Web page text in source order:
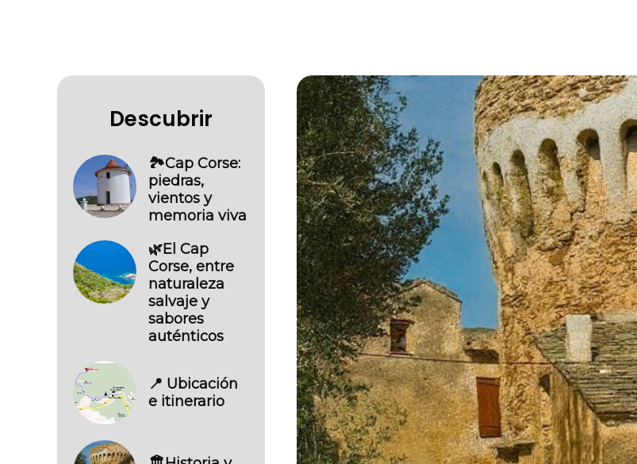
Descubrir
🏞️Cap Corse:
piedras,
vientos y
memoria viva
🌿El Cap
Corse, entre
naturaleza
salvaje y
sabores
auténticos
📍 Ubicación
e itinerario